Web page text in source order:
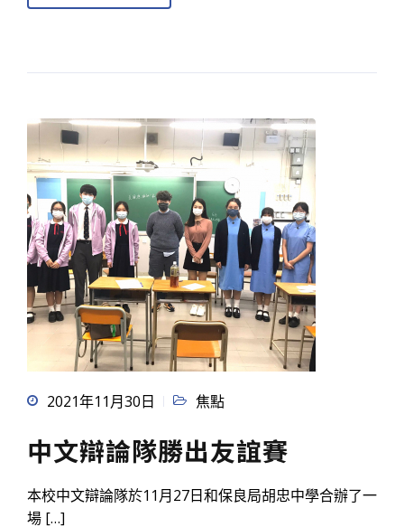
2021年11月30日 焦點
中文辯論隊勝出友誼賽
本校中文辯論隊於11月27日和保良局胡忠中學合辦了一
場 […]